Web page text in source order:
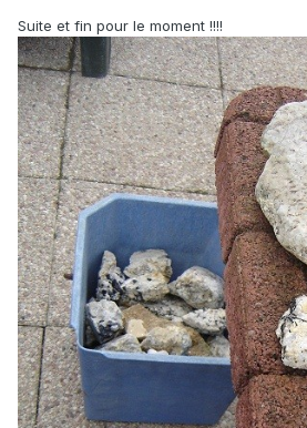
Suite et fin pour le moment !!!!